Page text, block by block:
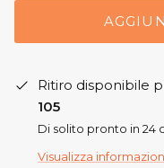
Ritiro disponibile
105
Di solito pronto in 24
Visualizza